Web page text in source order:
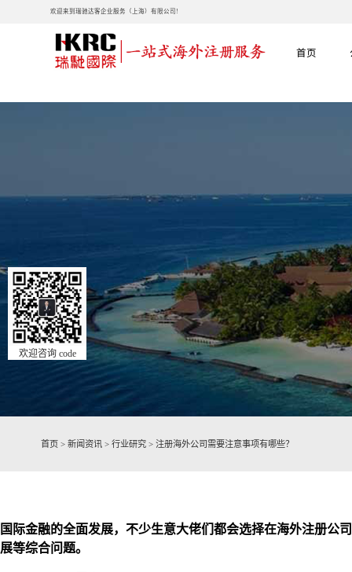
欢迎来到瑞驰达客企业服务（上海）有限公司!
首页
首页 > 新闻资讯 > 行业研究 > 注册海外公司需要注意事项有哪些？
国际金融的全面发展，不少生意大佬们都会选择在海外注册公
展等综合问题。
欢迎咨询 code